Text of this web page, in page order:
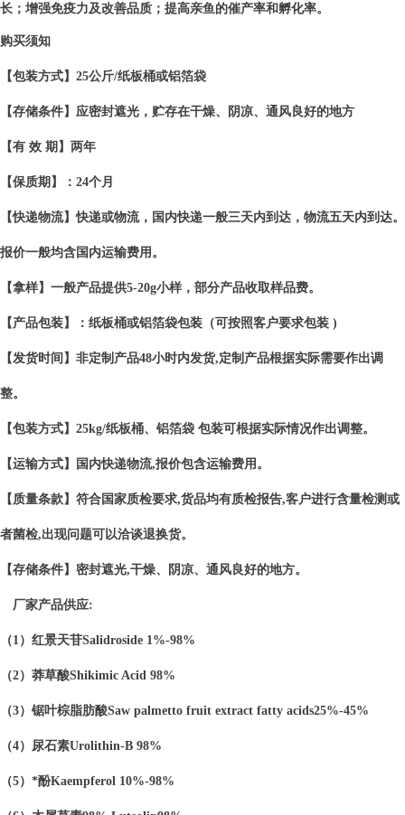
长；增强免疫力及改善品质；提高亲鱼的催产率和孵化率。
购买须知
【包装方式】25公斤/纸板桶或铝箔袋
【存储条件】应密封遮光，贮存在干燥、阴凉、通风良好的地方
【有 效 期】两年
【保质期】：24个月
【快递物流】快递或物流，国内快递一般三天内到达，物流五天内到达。
报价一般均含国内运输费用。
【拿样】一般产品提供5-20g小样，部分产品收取样品费。
【产品包装】：纸板桶或铝箔袋包装（可按照客户要求包装 )
【发货时间】非定制产品48小时内发货,定制产品根据实际需要作出调
整。
【包装方式】25kg/纸板桶、铝箔袋 包装可根据实际情况作出调整。
【运输方式】国内快递物流,报价包含运输费用。
【质量条款】符合国家质检要求,货品均有质检报告,客户进行含量检测或
者菌检,出现问题可以洽谈退换货。
【存储条件】密封遮光,干燥、阴凉、通风良好的地方。
厂家产品供应:
（1）红景天苷Salidroside 1%-98%
（2）莽草酸Shikimic Acid 98%
（3）锯叶棕脂肪酸Saw palmetto fruit extract fatty acids25%-45%
（4）尿石素Urolithin-B 98%
（5）*酚Kaempferol 10%-98%